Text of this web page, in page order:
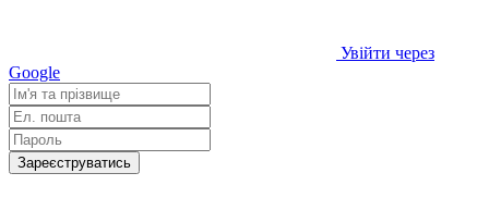
Увійти через
Google
Зареєструватись